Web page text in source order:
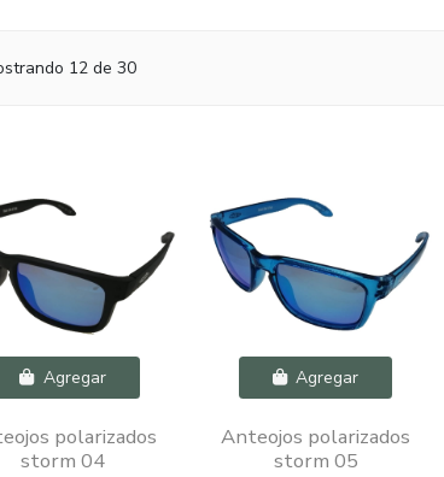
12 de 30
Agregar
polarizados
storm 04
Agregar
Anteojos polarizados
storm 05